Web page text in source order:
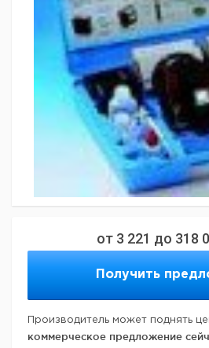
от 3 221 до 318
Получить
Производитель может поднять
коммерческое предложение